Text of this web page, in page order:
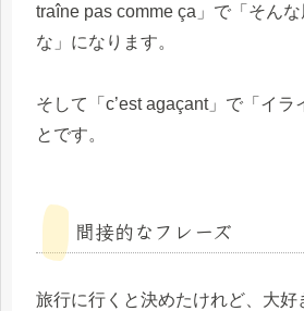
traîne pas comme ça」で「そん
な」になります。
そして「c’est agaçant」で「イラ
とです。
間接的なフレーズ
旅行に行くと決めたけれど、大好